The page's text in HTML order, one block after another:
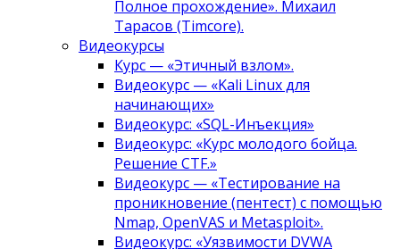
Полное прохождение». Михаил
Тарасов (Timcore).
Видеокурсы
Курс — «Этичный взлом».
Видеокурс — «Kali Linux для
начинающих»
Видеокурс: «SQL-Инъекция»
Видеокурс: «Курс молодого бойца.
Решение CTF.»
Видеокурс — «Тестирование на
проникновение (пентест) с помощью
Nmap, OpenVAS и Metasploit».
Видеокурс: «Уязвимости DVWA